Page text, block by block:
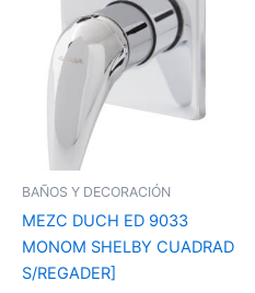
BAÑOS Y DECORACIÓN
MEZC DUCH ED 9033
MONOM SHELBY CUADRAD
S/REGADER]